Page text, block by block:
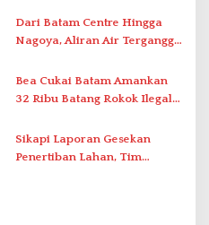
Dari Batam Centre Hingga
Nagoya, Aliran Air Terganggu
Duriangkang
Bea Cukai Batam Amankan
32 Ribu Batang Rokok Ilegal
Sikapi Laporan Gesekan
Penertiban Lahan, Tim